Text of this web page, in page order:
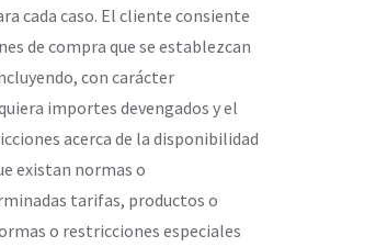
cada caso. El cliente consiente
de compra que se establezcan
con carácter
importes devengados y el
acerca de la disponibilidad
existan normas o
tarifas, productos o
o restricciones especiales